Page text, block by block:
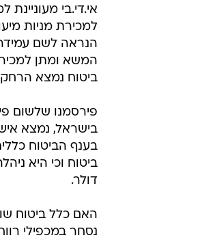
אי.די.בי
למכירת מניות
הנראה לשם עמידה
ביטוח נמצא הרחק מאחור - כ-5.9 מיליארד שקל או
פירסמנו שלשום
בישראל, נמצא
בענף הביטוח
דולר.
נסחר במכפילי